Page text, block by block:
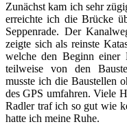
Zunächst kam ich sehr
erreichte ich die Brücke
Seppenrade. Der
zeigte sich als reinste
welche den Beginn einer
teilweise von den
musste ich die Baustellen
des GPS umfahren. Viele
Radler traf ich so gut wie
hatte ich meine Ruhe.